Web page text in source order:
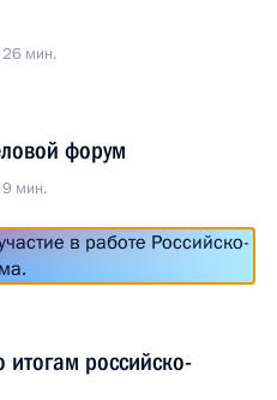
26 мин.
форум
9 мин.
итогам российско-